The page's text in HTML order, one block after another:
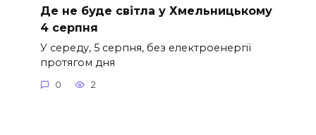
Де не буде світла у Хмельницькому
4 серпня
У середу, 5 серпня, без електроенергії
протягом дня
0 2